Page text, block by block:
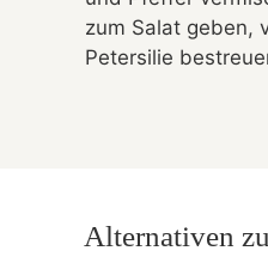
zum Salat geben,
Petersilie
Alternativen